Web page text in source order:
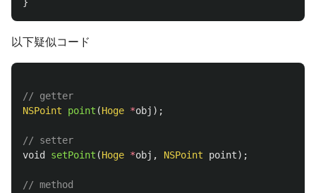
以下疑似コード
// getter
NSPoint
point (Hoge *obj );
// setter
void
setPoint (Hoge *obj , NSPoint point);
// method